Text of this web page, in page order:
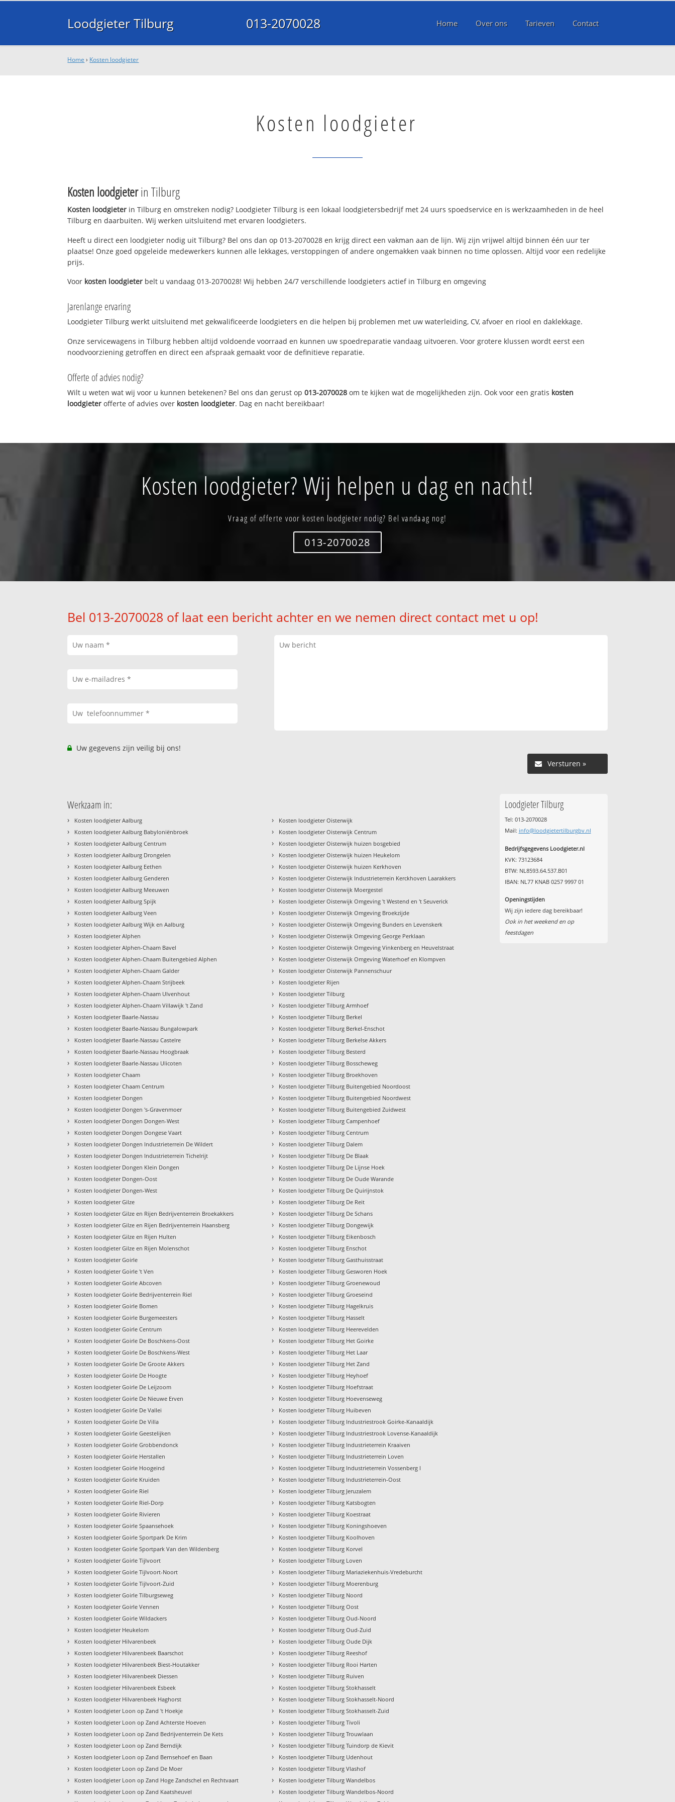
Loodgieter Tilburg 013-2070028 Home Over ons Tarieven Contact
Home › Kosten loodgieter
Kosten loodgieter
Kosten loodgieterin Tilburg
Kosten loodgieter in Tilburg en omstreken nodig? Loodgieter Tilburg is een lokaal loodgietersbedrijf met 24 uurs spoedservice en is werkzaamheden in de heel
Tilburg en daarbuiten. Wij werken uitsluitend met ervaren loodgieters.
Heeft u direct een loodgieter nodig uit Tilburg? Bel ons dan op 013-2070028 en krijg direct een vakman aan de lijn. Wij zijn vrijwel altijd binnen één uur ter
plaatse! Onze goed opgeleide medewerkers kunnen alle lekkages, verstoppingen of andere ongemakken vaak binnen no time oplossen. Altijd voor een redelijke
prijs.
Voor kosten loodgieter belt u vandaag 013-2070028! Wij hebben 24/7 verschillende loodgieters actief in Tilburg en omgeving
Jarenlange ervaring
Loodgieter Tilburg werkt uitsluitend met gekwalificeerde loodgieters en die helpen bij problemen met uw waterleiding, CV, afvoer en riool en daklekkage.
Onze servicewagens in Tilburg hebben altijd voldoende voorraad en kunnen uw spoedreparatie vandaag uitvoeren. Voor grotere klussen wordt eerst een
noodvoorziening getroffen en direct een afspraak gemaakt voor de definitieve reparatie.
Offerte of advies nodig?
Wilt u weten wat wij voor u kunnen betekenen? Bel ons dan gerust op013-2070028 om te kijken wat de mogelijkheden zijn. Ook voor een gratis kosten
loodgieter offerte of advies over kosten loodgieter. Dag en nacht bereikbaar!
Kosten loodgieter? Wij helpen u dag en nacht!
Vraag of offerte voor kosten loodgieter nodig? Bel vandaag nog!
013-2070028
Bel 013-2070028 of laat een bericht achter en we nemen direct contact met u op!
Uw gegevens zijn veilig bij ons!
Versturen »
Werkzaam in:
› Kosten loodgieter Aalburg
› Kosten loodgieter Aalburg Babyloniënbroek
› Kosten loodgieter Aalburg Centrum
› Kosten loodgieter Aalburg Drongelen
› Kosten loodgieter Aalburg Eethen
› Kosten loodgieter Aalburg Genderen
› Kosten loodgieter Aalburg Meeuwen
› Kosten loodgieter Aalburg Spijk
› Kosten loodgieter Aalburg Veen
› Kosten loodgieter Aalburg Wijk en Aalburg
› Kosten loodgieter Alphen
› Kosten loodgieter Alphen-Chaam Bavel
› Kosten loodgieter Alphen-Chaam Buitengebied Alphen
› Kosten loodgieter Alphen-Chaam Galder
› Kosten loodgieter Alphen-Chaam Strijbeek
› Kosten loodgieter Alphen-Chaam Ulvenhout
› Kosten loodgieter Alphen-Chaam Villawijk 't Zand
› Kosten loodgieter Baarle-Nassau
› Kosten loodgieter Baarle-Nassau Bungalowpark
› Kosten loodgieter Baarle-Nassau Castelre
› Kosten loodgieter Baarle-Nassau Hoogbraak
› Kosten loodgieter Baarle-Nassau Ulicoten
› Kosten loodgieter Chaam
› Kosten loodgieter Chaam Centrum
› Kosten loodgieter Dongen
› Kosten loodgieter Dongen 's-Gravenmoer
› Kosten loodgieter Dongen Dongen-West
› Kosten loodgieter Dongen Dongese Vaart
› Kosten loodgieter Dongen Industrieterrein De Wildert
› Kosten loodgieter Dongen Industrieterrein Tichelrijt
› Kosten loodgieter Dongen Klein Dongen
› Kosten loodgieter Dongen-Oost
› Kosten loodgieter Dongen-West
› Kosten loodgieter Gilze
› Kosten loodgieter Gilze en Rijen Bedrijventerrein Broekakkers
› Kosten loodgieter Gilze en Rijen Bedrijventerrein Haansberg
› Kosten loodgieter Gilze en Rijen Hulten
› Kosten loodgieter Gilze en Rijen Molenschot
› Kosten loodgieter Goirle
› Kosten loodgieter Goirle 't Ven
› Kosten loodgieter Goirle Abcoven
› Kosten loodgieter Goirle Bedrijventerrein Riel
› Kosten loodgieter Goirle Bomen
› Kosten loodgieter Goirle Burgemeesters
› Kosten loodgieter Goirle Centrum
› Kosten loodgieter Goirle De Boschkens-Oost
› Kosten loodgieter Goirle De Boschkens-West
› Kosten loodgieter Goirle De Groote Akkers
› Kosten loodgieter Goirle De Hoogte
› Kosten loodgieter Goirle De Leijzoom
› Kosten loodgieter Goirle De Nieuwe Erven
› Kosten loodgieter Goirle De Vallei
› Kosten loodgieter Goirle De Villa
› Kosten loodgieter Goirle Geestelijken
› Kosten loodgieter Goirle Grobbendonck
› Kosten loodgieter Goirle Herstallen
› Kosten loodgieter Goirle Hoogeind
› Kosten loodgieter Goirle Kruiden
› Kosten loodgieter Goirle Riel
› Kosten loodgieter Goirle Riel-Dorp
› Kosten loodgieter Goirle Rivieren
› Kosten loodgieter Goirle Spaansehoek
› Kosten loodgieter Goirle Sportpark De Krim
› Kosten loodgieter Goirle Sportpark Van den Wildenberg
› Kosten loodgieter Goirle Tijlvoort
› Kosten loodgieter Goirle Tijlvoort-Noort
› Kosten loodgieter Goirle Tijlvoort-Zuid
› Kosten loodgieter Goirle Tilburgseweg
› Kosten loodgieter Goirle Vennen
› Kosten loodgieter Goirle Wildackers
› Kosten loodgieter Heukelom
› Kosten loodgieter Hilvarenbeek
› Kosten loodgieter Hilvarenbeek Baarschot
› Kosten loodgieter Hilvarenbeek Biest-Houtakker
› Kosten loodgieter Hilvarenbeek Diessen
› Kosten loodgieter Hilvarenbeek Esbeek
› Kosten loodgieter Hilvarenbeek Haghorst
› Kosten loodgieter Loon op Zand 't Hoekje
› Kosten loodgieter Loon op Zand Achterste Hoeven
› Kosten loodgieter Loon op Zand Bedrijventerrein De Kets
› Kosten loodgieter Loon op Zand Berndijk
› Kosten loodgieter Loon op Zand Bernsehoef en Baan
› Kosten loodgieter Loon op Zand De Moer
› Kosten loodgieter Loon op Zand Hoge Zandschel en Rechtvaart
› Kosten loodgieter Loon op Zand Kaatsheuvel
› Kosten loodgieter Oisterwijk
› Kosten loodgieter Oisterwijk Centrum
› Kosten loodgieter Oisterwijk huizen bosgebied
› Kosten loodgieter Oisterwijk huizen Heukelom
› Kosten loodgieter Oisterwijk huizen Kerkhoven
› Kosten loodgieter Oisterwijk Industrieterrein Kerckhoven Laarakkers
› Kosten loodgieter Oisterwijk Moergestel
› Kosten loodgieter Oisterwijk Omgeving 't Westend en 't Seuverick
› Kosten loodgieter Oisterwijk Omgeving Broekzijde
› Kosten loodgieter Oisterwijk Omgeving Bunders en Levenskerk
› Kosten loodgieter Oisterwijk Omgeving George Perklaan
› Kosten loodgieter Oisterwijk Omgeving Vinkenberg en Heuvelstraat
› Kosten loodgieter Oisterwijk Omgeving Waterhoef en Klompven
› Kosten loodgieter Oisterwijk Pannenschuur
› Kosten loodgieter Rijen
› Kosten loodgieter Tilburg
› Kosten loodgieter Tilburg Armhoef
› Kosten loodgieter Tilburg Berkel
› Kosten loodgieter Tilburg Berkel-Enschot
› Kosten loodgieter Tilburg Berkelse Akkers
› Kosten loodgieter Tilburg Besterd
› Kosten loodgieter Tilburg Bosscheweg
› Kosten loodgieter Tilburg Broekhoven
› Kosten loodgieter Tilburg Buitengebied Noordoost
› Kosten loodgieter Tilburg Buitengebied Noordwest
› Kosten loodgieter Tilburg Buitengebied Zuidwest
› Kosten loodgieter Tilburg Campenhoef
› Kosten loodgieter Tilburg Centrum
› Kosten loodgieter Tilburg Dalem
› Kosten loodgieter Tilburg De Blaak
› Kosten loodgieter Tilburg De Lijnse Hoek
› Kosten loodgieter Tilburg De Oude Warande
› Kosten loodgieter Tilburg De Quirijnstok
› Kosten loodgieter Tilburg De Reit
› Kosten loodgieter Tilburg De Schans
› Kosten loodgieter Tilburg Dongewijk
› Kosten loodgieter Tilburg Eikenbosch
› Kosten loodgieter Tilburg Enschot
› Kosten loodgieter Tilburg Gasthuisstraat
› Kosten loodgieter Tilburg Gesworen Hoek
› Kosten loodgieter Tilburg Groenewoud
› Kosten loodgieter Tilburg Groeseind
› Kosten loodgieter Tilburg Hagelkruis
› Kosten loodgieter Tilburg Hasselt
› Kosten loodgieter Tilburg Heerevelden
› Kosten loodgieter Tilburg Het Goirke
› Kosten loodgieter Tilburg Het Laar
› Kosten loodgieter Tilburg Het Zand
› Kosten loodgieter Tilburg Heyhoef
› Kosten loodgieter Tilburg Hoefstraat
› Kosten loodgieter Tilburg Hoevenseweg
› Kosten loodgieter Tilburg Huibeven
› Kosten loodgieter Tilburg Industriestrook Goirke-Kanaaldijk
› Kosten loodgieter Tilburg Industriestrook Lovense-Kanaaldijk
› Kosten loodgieter Tilburg Industrieterrein Kraaiven
› Kosten loodgieter Tilburg Industrieterrein Loven
› Kosten loodgieter Tilburg Industrieterrein Vossenberg I
› Kosten loodgieter Tilburg Industrieterrein-Oost
› Kosten loodgieter Tilburg Jeruzalem
› Kosten loodgieter Tilburg Katsbogten
› Kosten loodgieter Tilburg Koestraat
› Kosten loodgieter Tilburg Koningshoeven
› Kosten loodgieter Tilburg Koolhoven
› Kosten loodgieter Tilburg Korvel
› Kosten loodgieter Tilburg Loven
› Kosten loodgieter Tilburg Mariaziekenhuis-Vredeburcht
› Kosten loodgieter Tilburg Moerenburg
› Kosten loodgieter Tilburg Noord
› Kosten loodgieter Tilburg Oost
› Kosten loodgieter Tilburg Oud-Noord
› Kosten loodgieter Tilburg Oud-Zuid
› Kosten loodgieter Tilburg Oude Dijk
› Kosten loodgieter Tilburg Reeshof
› Kosten loodgieter Tilburg Rooi Harten
› Kosten loodgieter Tilburg Ruiven
› Kosten loodgieter Tilburg Stokhasselt
› Kosten loodgieter Tilburg Stokhasselt-Noord
› Kosten loodgieter Tilburg Stokhasselt-Zuid
› Kosten loodgieter Tilburg Tivoli
› Kosten loodgieter Tilburg Trouwlaan
› Kosten loodgieter Tilburg Tuindorp de Kievit
› Kosten loodgieter Tilburg Udenhout
› Kosten loodgieter Tilburg Vlashof
› Kosten loodgieter Tilburg Wandelbos
› Kosten loodgieter Tilburg Wandelbos-Noord
Loodgieter Tilburg
Tel: 013-2070028
Mail: info@loodgietertilburgbv.nl
Bedrijfsgegevens Loodgieter.nl
KVK: 73123684
BTW: NL8593.64.537.B01
IBAN: NL77 KNAB 0257 9997 01
Openingstijden
Wij zijn iedere dag bereikbaar!
Ook in het weekend en op
feestdagen